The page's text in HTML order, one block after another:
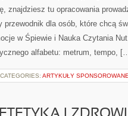
znajdziesz tu opracowania
przewodnik dla osób, które chcą
w Śpiewie i Nauka Czytania
alfabetu: metrum, tempo,
CATEGORIES: ARTYKUŁY SPONSOROWANE